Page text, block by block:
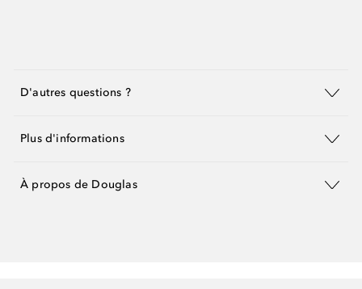
D'autres questions ?
Plus d'informations
À propos de Douglas